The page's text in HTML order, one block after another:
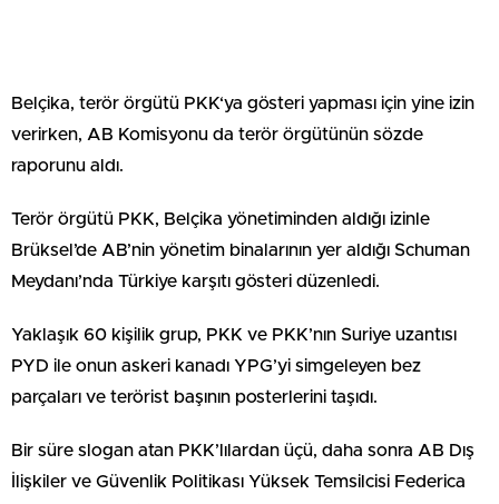
Belçika, terör örgütü PKK‘ya gösteri yapması için yine izin
verirken, AB Komisyonu da terör örgütünün sözde
raporunu aldı.
Terör örgütü PKK, Belçika yönetiminden aldığı izinle
Brüksel’de AB’nin yönetim binalarının yer aldığı Schuman
Meydanı’nda Türkiye karşıtı gösteri düzenledi.
Yaklaşık 60 kişilik grup, PKK ve PKK’nın Suriye uzantısı
PYD ile onun askeri kanadı YPG’yi simgeleyen bez
parçaları ve terörist başının posterlerini taşıdı.
Bir süre slogan atan PKK’lılardan üçü, daha sonra AB Dış
İlişkiler ve Güvenlik Politikası Yüksek Temsilcisi Federica